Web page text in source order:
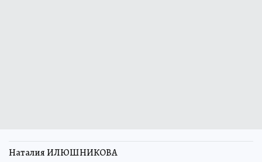
Наталия ИЛЮШНИКОВА